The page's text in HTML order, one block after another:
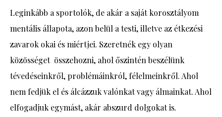
Leginkább a sportolók, de akár a saját korosztályom
mentális állapota, azon belül a testi, illetve az étkezési
zavarok okai és miértjei. Szeretnék egy olyan
közösséget összehozni, ahol őszintén beszélünk
tévedéseinkről, problémáinkról, félelmeinkről. Ahol
nem fedjük el és álcázzuk valónkat vagy álmainkat. Ahol
elfogadjuk egymást, akár abszurd dolgokat is.